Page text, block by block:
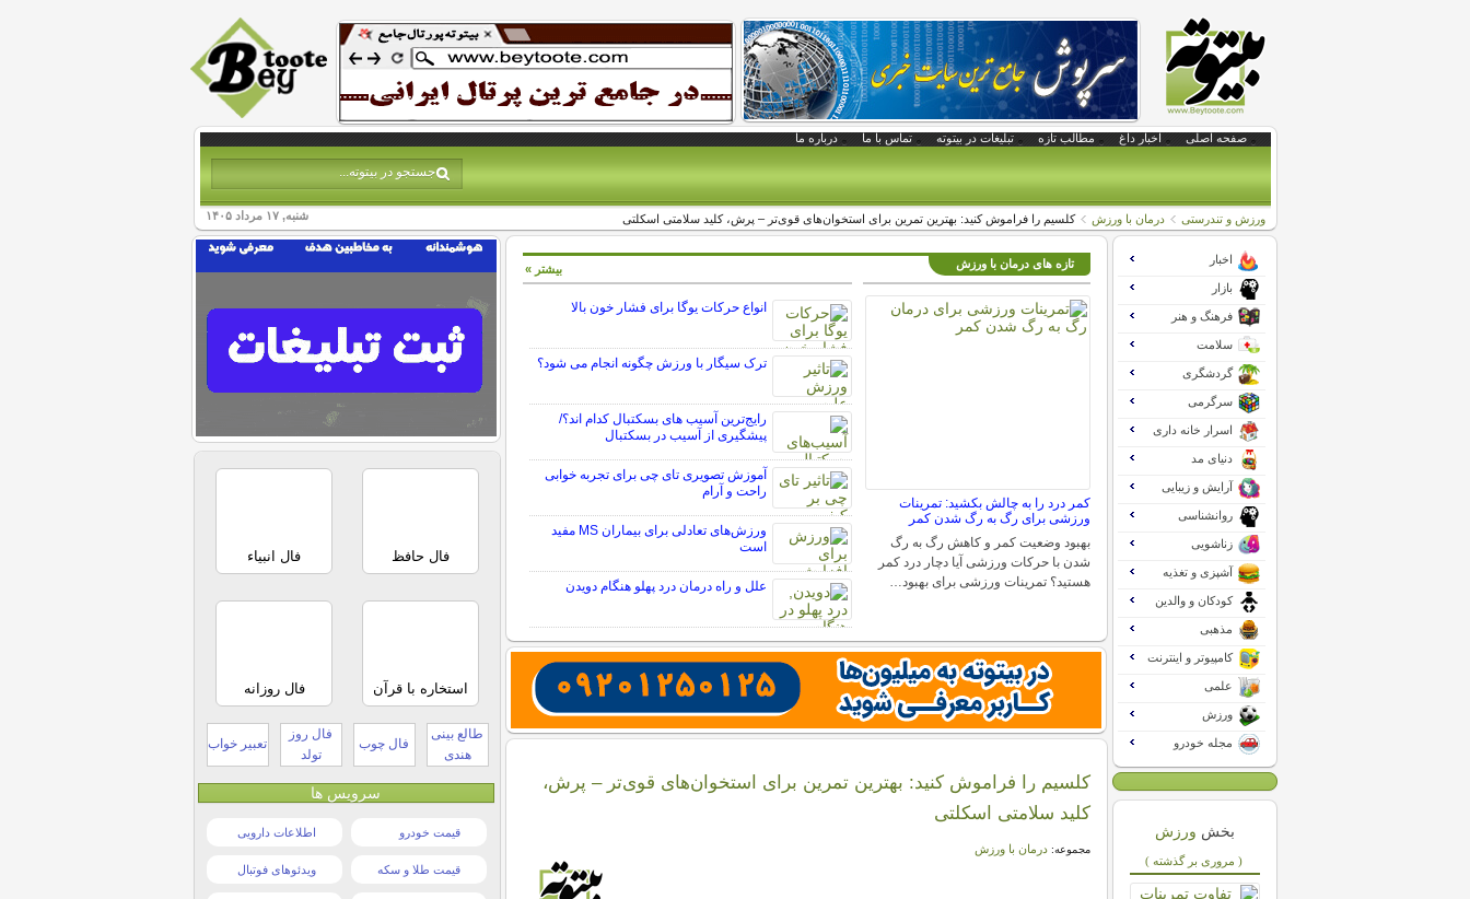
صفحه اصلی اخبار داغ مطالب تازه تبلیغات در بیتوته تماس با ما درباره ما
شنبه, ۱۷ مرداد ۱۴۰۵ ورزش و تندرستی درمان با ورزش کلسیم را فراموش کنید: بهترین تمرین برای استخوان‌های قوی‌تر – پرش، کلید سلامتی اسکلتی
تازه های درمان با ورزش
کمر درد را به چالش بکشید: تمرینات
ورزشی برای رگ به رگ شدن کمر
بهبود وضعیت کمر و کاهش رگ به رگ
شدن با حرکات ورزشی آیا دچار درد کمر
هستید؟ تمرینات ورزشی برای بهبود…
انواع حرکات یوگا برای فشار خون بالا
ترک سیگار با ورزش چگونه انجام می شود؟
رایج‌ترین آسیب های بسکتبال کدام اند؟/
پیشگیری از آسیب در بسکتبال
آموزش تصویری تای چی برای تجربه خوابی
راحت و آرام
ورزش‌های تعادلی برای بیماران MS مفید
است
علل و راه درمان درد پهلو هنگام دویدن
بیشتر »
کلسیم را فراموش کنید: بهترین تمرین برای استخوان‌های قوی‌تر – پرش،
کلید سلامتی اسکلتی
مجموعه:درمان با ورزش
اخبار
بازار
فرهنگ و هنر
سلامت
گردشگری
سرگرمی
اسرار خانه داری
دنیای مد
آرایش و زیبایی
روانشناسی
زناشویی
آشپزی و تغذیه
کودکان و والدین
مذهبی
کامپیوتر و اینترنت
علمی
ورزش
مجله خودرو
بخش ورزش
( مروری بر گذشته )
فال حافظ فال انبیاء
استخاره با قرآن فال روزانه
طالع بینی
هندی
فال چوب
فال روز
تولد
تعبیر خواب
سرویس ها
قیمت خودرو اطلاعات دارویی
قیمت طلا و سکه ویدئوهای فوتبال